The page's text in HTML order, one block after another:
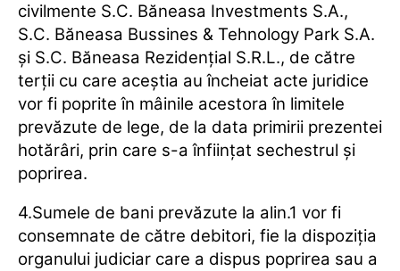
civilmente S.C. Băneasa Investments S.A.,
S.C. Băneasa Bussines & Tehnology Park S.A.
şi S.C. Băneasa Rezidenţial S.R.L., de către
terţii cu care aceştia au încheiat acte juridice
vor fi poprite în mâinile acestora în limitele
prevăzute de lege, de la data primirii prezentei
hotărâri, prin care s-a înfiinţat sechestrul şi
poprirea.
4.Sumele de bani prevăzute la alin.1 vor fi
consemnate de către debitori, fie la dispoziţia
organului judiciar care a dispus poprirea sau a